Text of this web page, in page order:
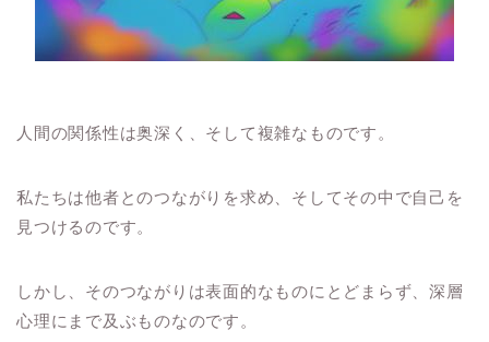
人間の関係性は奥深く、そして複雑なものです。
私たちは他者とのつながりを求め、そしてその中で自己を
見つけるのです。
しかし、そのつながりは表面的なものにとどまらず、深層
心理にまで及ぶものなのです。